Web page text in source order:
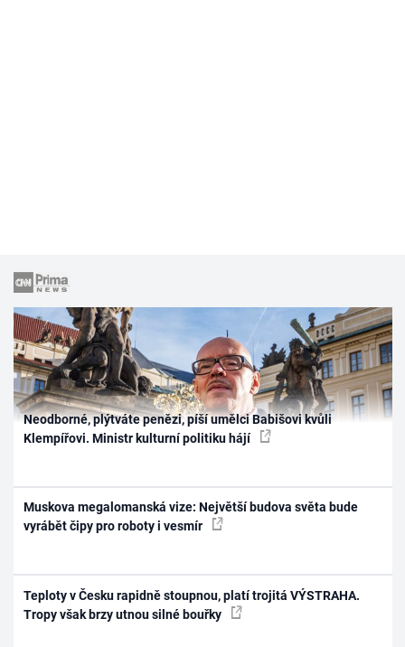
Neodborné, plýtváte penězi, píší umělci Babišovi kvůli
Klempířovi. Ministr kulturní politiku hájí
Muskova megalomanská vize: Největší budova světa bude
vyrábět čipy pro roboty i vesmír
Teploty v Česku rapidně stoupnou, platí trojitá VÝSTRAHA.
Tropy však brzy utnou silné bouřky